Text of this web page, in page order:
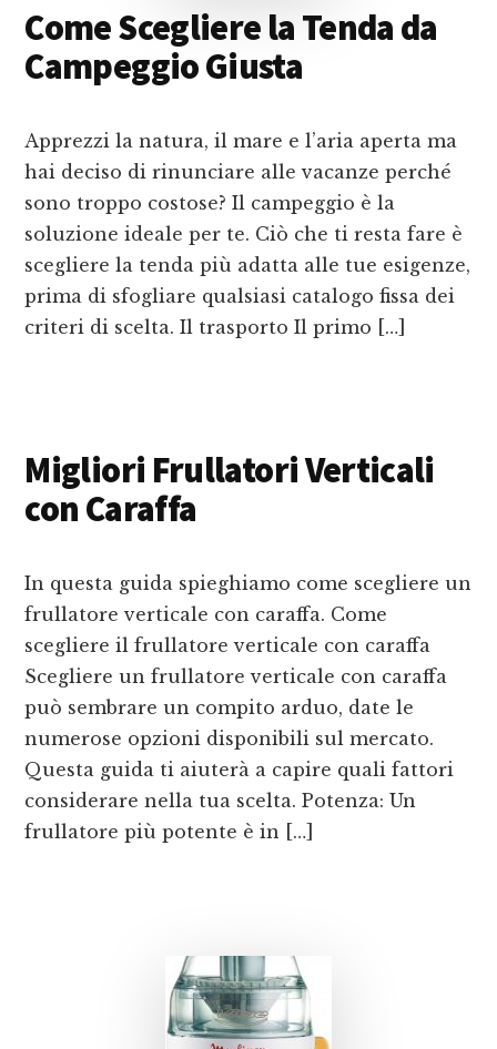
Come Scegliere la Tenda da
Campeggio Giusta
Apprezzi la natura, il mare e l’aria aperta ma
hai deciso di rinunciare alle vacanze perché
sono troppo costose? Il campeggio è la
soluzione ideale per te. Ciò che ti resta fare è
scegliere la tenda più adatta alle tue esigenze,
prima di sfogliare qualsiasi catalogo fissa dei
criteri di scelta. Il trasporto Il primo […]
Migliori Frullatori Verticali
con Caraffa
In questa guida spieghiamo come scegliere un
frullatore verticale con caraffa. Come
scegliere il frullatore verticale con caraffa
Scegliere un frullatore verticale con caraffa
può sembrare un compito arduo, date le
numerose opzioni disponibili sul mercato.
Questa guida ti aiuterà a capire quali fattori
considerare nella tua scelta. Potenza: Un
frullatore più potente è in […]